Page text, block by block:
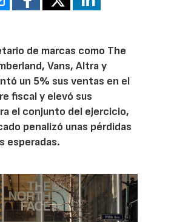
de marcas como The
Vans, Altra y
un 5% sus ventas en el
fiscal y elevó sus
el conjunto del ejercicio,
penalizó unas pérdidas
esperadas.